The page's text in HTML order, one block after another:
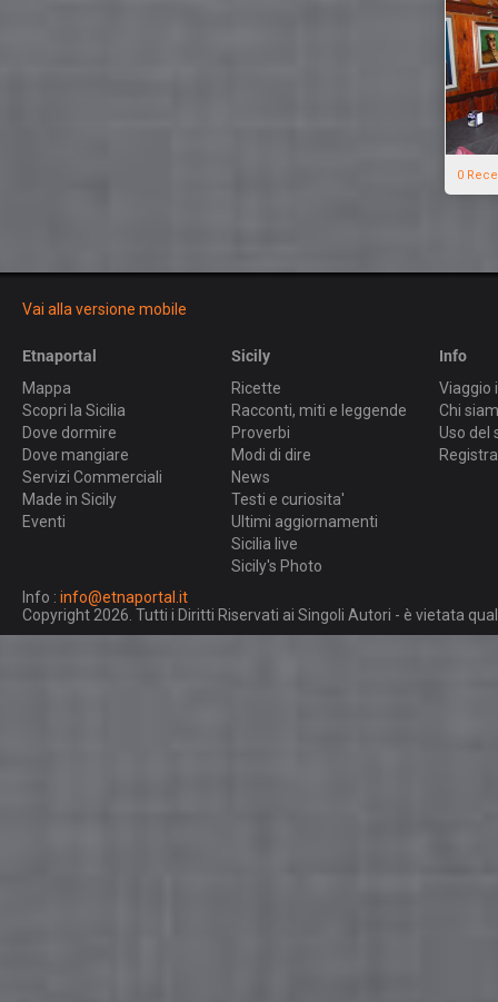
0
Vai alla versione mobile
Etnaportal
Mappa
Scopri la Sicilia
Dove dormire
Dove mangiare
Servizi Commerciali
Made in Sicily
Eventi
Sicily
Ricette
Racconti, miti e leggende
Proverbi
Modi di dire
News
Testi e curiosita'
Ultimi aggiornamenti
Sicilia live
Sicily's Photo
Info
Viaggio
Chi
Uso del
Info : info@etnaportal.it
Copyright 2026. Tutti i Diritti Riservati ai Singoli Autori - è vietata